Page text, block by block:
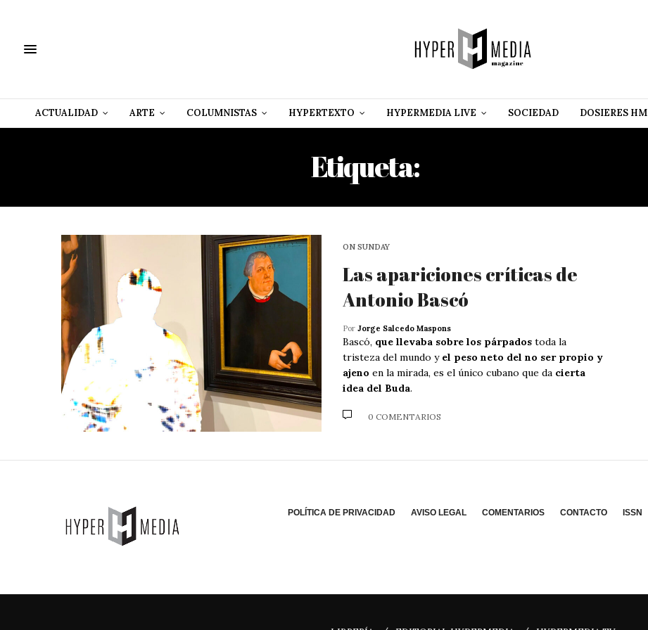
ACTUALIDAD ARTE COLUMNISTAS HYPERTEXTO HYPERMEDIA LIVE SOCIEDAD DOSIERES HM
Etiqueta:
ON SUNDAY
Las apariciones críticas de
Antonio Bascó
Por Jorge Salcedo Maspons
Bascó, que llevaba sobre los párpados toda la
tristeza del mundo y el peso neto del no ser propio y
ajeno en la mirada, es el único cubano que da cierta
idea del Buda.
0 COMENTARIOS
POLÍTICA DE PRIVACIDAD AVISO LEGAL COMENTARIOS CONTACTO ISSN